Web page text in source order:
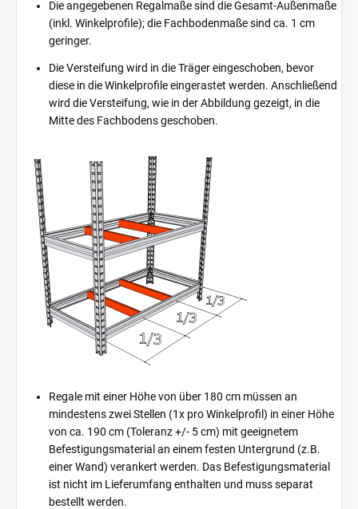
Die angegebenen Regalmaße sind die Gesamt-Außenmaße
(inkl. Winkelprofile); die Fachbodenmaße sind ca. 1 cm
geringer.
Die Versteifung wird in die Träger eingeschoben, bevor
diese in die Winkelprofile eingerastet werden. Anschließend
wird die Versteifung, wie in der Abbildung gezeigt, in die
Mitte des Fachbodens geschoben.
Regale mit einer Höhe von über 180 cm müssen an
mindestens zwei Stellen (1x pro Winkelprofil) in einer Höhe
von ca. 190 cm (Toleranz +/- 5 cm) mit geeignetem
Befestigungsmaterial an einem festen Untergrund (z.B.
einer Wand) verankert werden. Das Befestigungsmaterial
ist nicht im Lieferumfang enthalten und muss separat
bestellt werden.